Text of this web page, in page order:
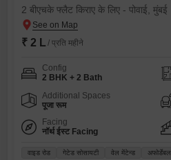
2 बीएचके फ्लैट किराए के लिए - पोवाई, मुंबई
₹ 2 L / प्रति महीने
Config
2 BHK + 2 Bath
Additional Spaces
पूजा रूम
Facing
नॉर्थ ईस्ट Facing
वाइड रोड गेटेड सोसायटी वेल मेंटेन्ड अफोर्डेबल